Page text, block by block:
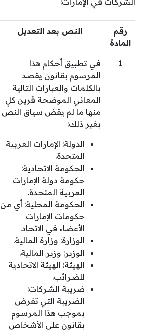
رقم
المادة
النص بعد التعديل
1
في تطبيق أحكام هذا
المرسوم بقانون يقصد
بالكلمات والعبارات التالية
المعاني الموضحة قرين كلٍ
منها ما لم يقض سياق النص
بغير ذلك:
الدولة: الإمارات العربية
المتحدة.
الحكومة الاتحادية:
حكومة دولة الإمارات
العربية المتحدة.
الحكومة المحلية: أي من
حكومات الإمارات
الأعضاء في الاتحاد.
الوزارة: وزارة المالية.
الوزير: وزير المالية.
الهيئة: الهيئة الاتحادية
للضرائب.
ضريبة الشركات:
الضريبة التي تفرض
بموجب هذا المرسوم
بقانون على الأشخاص